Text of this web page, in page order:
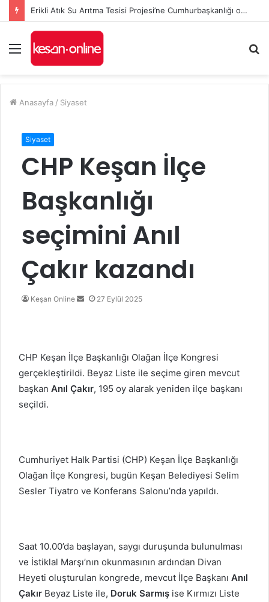
Erikli Atık Su Arıtma Tesisi Projesi’ne Cumhurbaşkanlığı onayı
Menü
...
Anasayfa / Siyaset
Siyaset
CHP Keşan İlçe
Başkanlığı
seçimini Anıl
Çakır kazandı
Keşan Online
Bir 27 Eylül 2025
CHP Keşan İlçe Başkanlığı Olağan İlçe Kongresi
gerçekleştirildi. Beyaz Liste ile seçime giren mevcut
başkan Anıl Çakır, 195 oy alarak yeniden ilçe başkanı
seçildi.
Cumhuriyet Halk Partisi (CHP) Keşan İlçe Başkanlığı
Olağan İlçe Kongresi, bugün Keşan Belediyesi Selim
Sesler Tiyatro ve Konferans Salonu’nda yapıldı.
Saat 10.00’da başlayan, saygı duruşunda bulunulması
ve İstiklal Marşı’nın okunmasının ardından Divan
Heyeti oluşturulan kongrede, mevcut İlçe Başkanı Anıl
Çakır Beyaz Liste ile, Doruk Sarmış ise Kırmızı Liste